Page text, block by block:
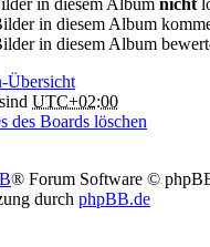
in diesem Album nicht
in diesem Album
in diesem Album
Übersicht
UTC+02:00
des Boards löschen
® Forum Software ©
durch phpBB.de